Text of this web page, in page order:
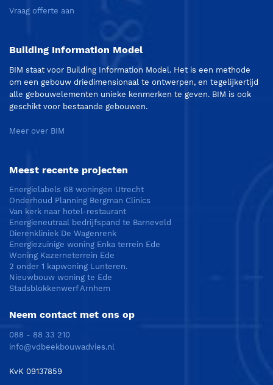
Vraag offerte aan
Building Information Model
BIM staat voor Building Information Model. Het is een methode
om een gebouw driedimensionaal te ontwerpen, en tegelijkertijd
alle gebouwelementen unieke kenmerken te geven. BIM is ook
geschikt voor bestaande gebouwen.
Meer over BIM
Meest recente projecten
Energielabels 68 woningen Utrecht
Onderhoud Planning Bergman Clinics
Van kerk naar hotel-restaurant
Energieneutraal bedrijfspand te Barneveld
Dierenkliniek De Wagenrenk
Energiezuinige woning Enka terrein Ede
Woning Kazerneterrein Ede
2 onder 1 kapwoning Lunteren.
Nieuwbouw woning te Ede
Stadsblokkenwerf Arnhem
Neem contact met ons op
088 - 88 33 210
info@vdbeekbouwadvies.nl
KvK 09137859